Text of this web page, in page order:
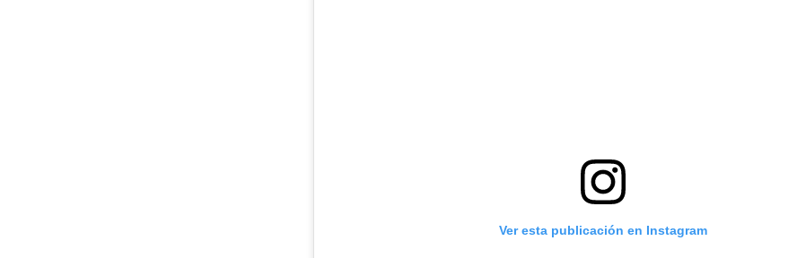
Ver esta publicación en Instagram